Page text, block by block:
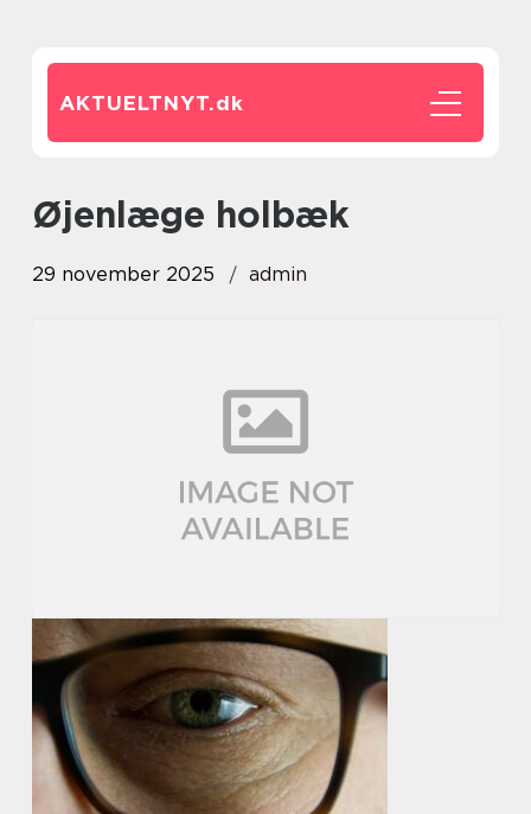
AKTUELTNYT.dk
øjenlæge holbæk
29 november 2025 admin